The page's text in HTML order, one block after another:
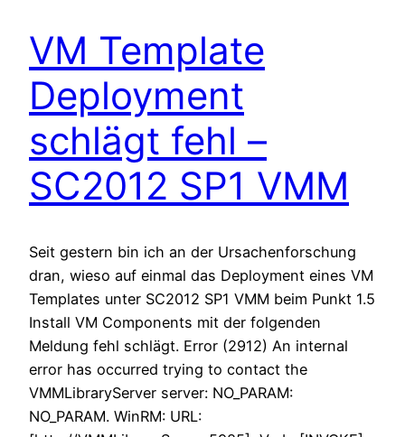
VM Template
Deployment
schlägt fehl –
SC2012 SP1 VMM
Seit gestern bin ich an der Ursachenforschung
dran, wieso auf einmal das Deployment eines VM
Templates unter SC2012 SP1 VMM beim Punkt 1.5
Install VM Components mit der folgenden
Meldung fehl schlägt. Error (2912) An internal
error has occurred trying to contact the
VMMLibraryServer server: NO_PARAM:
NO_PARAM. WinRM: URL: